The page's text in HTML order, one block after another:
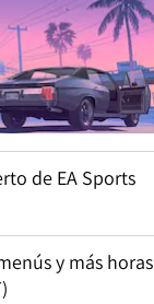
de EA Sports
y más horas